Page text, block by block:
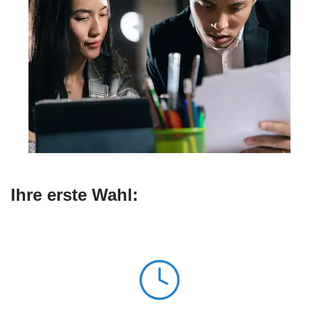
Ihre erste Wahl: